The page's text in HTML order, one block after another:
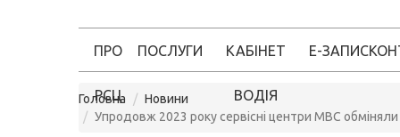
ПРО
РСЦ
ПОСЛУГИ КАБІНЕТ
ВОДІЯ
Е-ЗАПИС
Головна
Новини
Упродовж 2023 року сервісні центри МВС